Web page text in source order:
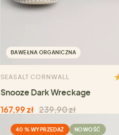
BAWEŁNA ORGANICZNA
SEASALT CORNWALL
Snooze Dark Wreckage
167,99 zł 239,90 zł
40 % WYPRZEDAŻ NOWOŚĆ